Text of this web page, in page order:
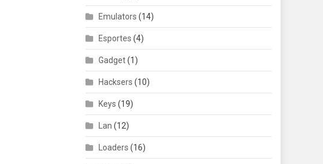
Emulators (14)
Esportes (4)
Gadget(1)
Hacksers (10)
Keys (19)
Lan (12)
Loaders (16)